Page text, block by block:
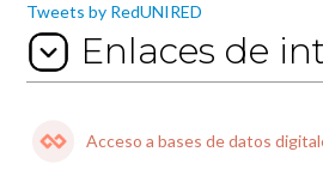
Tweets by RedUNIRED
Enlaces de
Acceso a bases de datos